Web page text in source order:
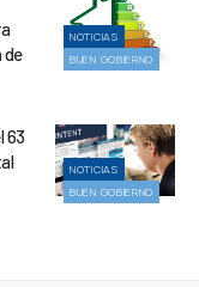
NOTICIAS
BUEN GOBIERNO
de
NOTICIAS
BUEN GOBIERNO
63